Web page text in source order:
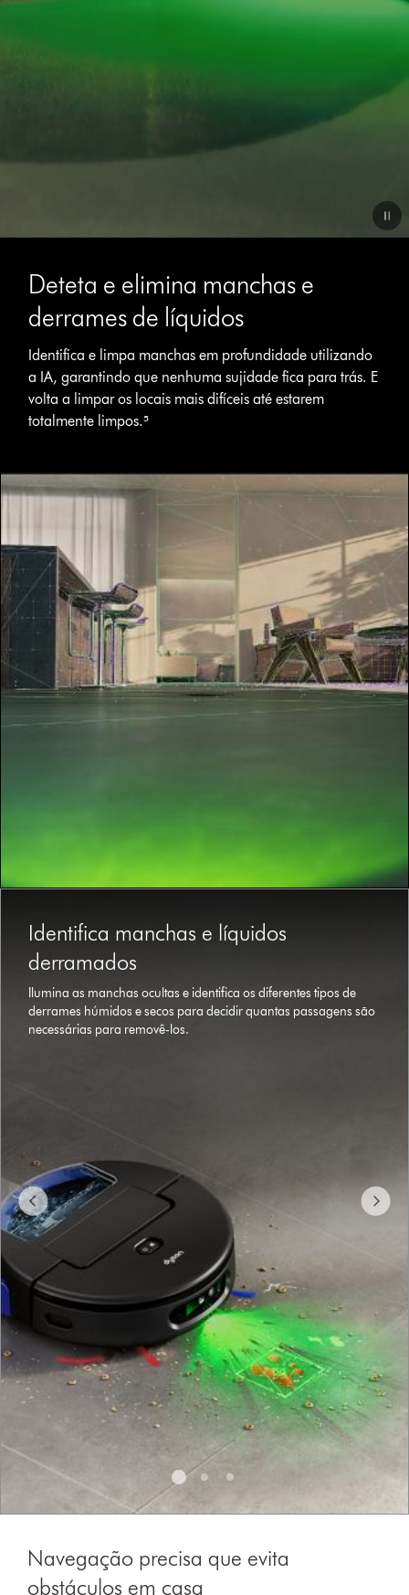
Deteta e elimina manchas e
derrames de líquidos
Identifica e limpa manchas em profundidade utilizando
a IA, garantindo que nenhuma sujidade fica para trás. E
volta a limpar os locais mais difíceis até estarem
totalmente limpos.⁵
Identifica manchas e líquidos
derramados
Ilumina as manchas ocultas e identifica os diferentes tipos de
derrames húmidos e secos para decidir quantas passagens são
necessárias para removê-los.
Navegação precisa que evita
obstáculos em casa